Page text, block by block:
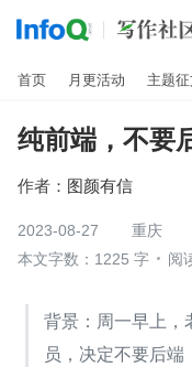
首页 月更活动 主题征
纯前端，不要
作者： 图颜有信
2023-08-27
重庆
本文字数：1225 字
阅
背景：周一早上，
员，决定不要后端